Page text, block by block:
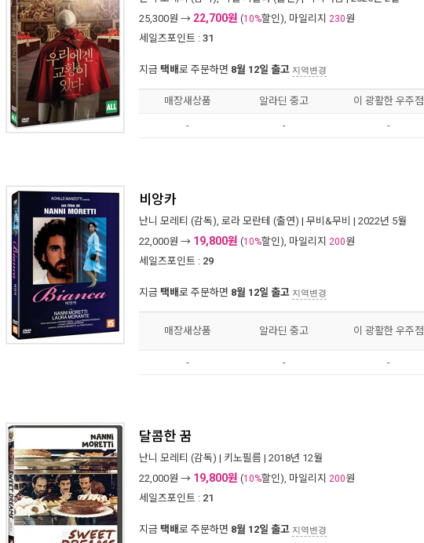
25,300원 → 22,700원 (10%할인), 마일리지 230원
세일즈포인트 : 31
지금 택배로 주문하면 8월 12일 출고 지역변경
매장새상품 알라딘 중고 이 광활한 우주점
- - -
비앙카
난니 모레티 (감독), 로라 모란테 (출연) | 무비&무비 | 2022년 5월
22,000원 → 19,800원 (10%할인), 마일리지 200원
세일즈포인트 : 29
지금 택배로 주문하면 8월 12일 출고 지역변경
매장새상품 알라딘 중고 이 광활한 우주점
- - -
달콤한 꿈
난니 모레티 (감독) | 키노필름 | 2018년 12월
22,000원 → 19,800원 (10%할인), 마일리지 200원
세일즈포인트 : 21
지금 택배로 주문하면 8월 12일 출고 지역변경